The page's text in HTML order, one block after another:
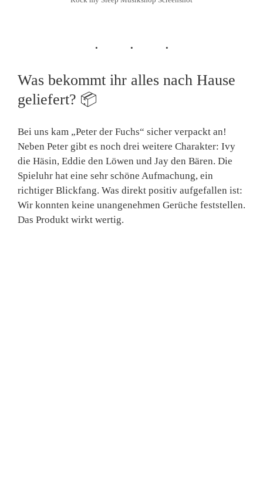
Was bekommt ihr alles nach Hause
geliefert? 📦
Bei uns kam „Peter der Fuchs“ sicher verpackt an!
Neben Peter gibt es noch drei weitere Charakter: Ivy
die Häsin, Eddie den Löwen und Jay den Bären. Die
Spieluhr hat eine sehr schöne Aufmachung, ein
richtiger Blickfang. Was direkt positiv aufgefallen ist:
Wir konnten keine unangenehmen Gerüche feststellen.
Das Produkt wirkt wertig.